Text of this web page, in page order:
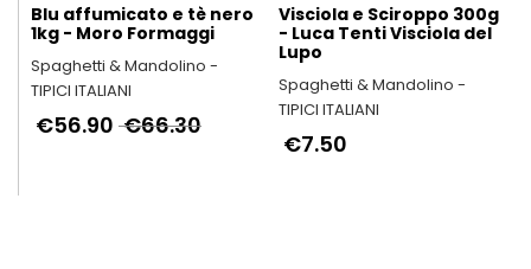
Blu affumicato e tè nero
1kg - Moro Formaggi
Spaghetti & Mandolino -
TIPICI ITALIANI
€66.30
€56.90
Visciola e Sciroppo 300g
- Luca Tenti Visciola del
Lupo
Spaghetti & Mandolino -
TIPICI ITALIANI
€7.50